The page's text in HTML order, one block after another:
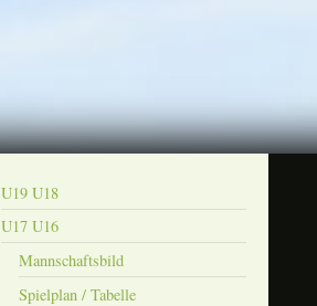
U19 U18
U17 U16
Mannschaftsbild
Spielplan / Tabelle